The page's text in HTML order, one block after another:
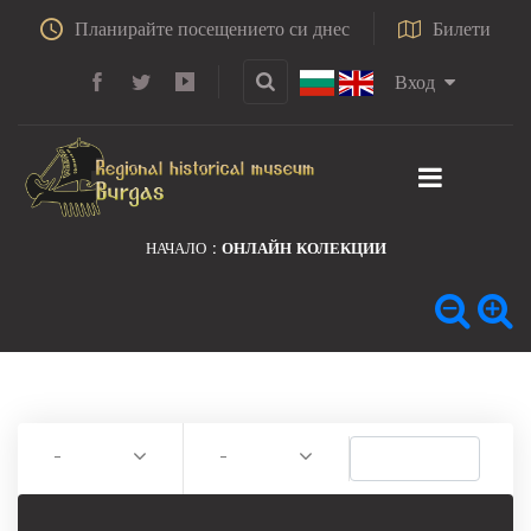
Планирайте посещението си днес Билети
Вход
НАЧАЛО ОНЛАЙН КОЛЕКЦИИ
- -